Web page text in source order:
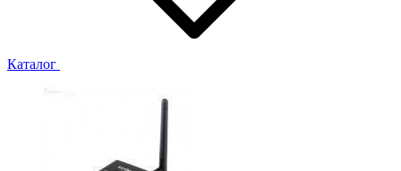
Каталог